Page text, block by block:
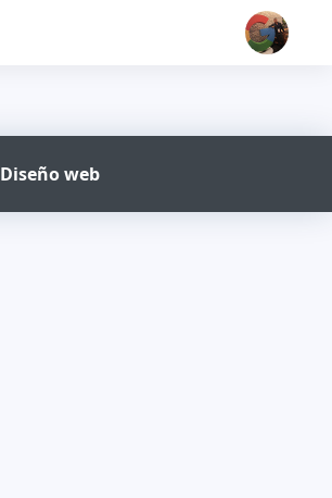
Diseño web